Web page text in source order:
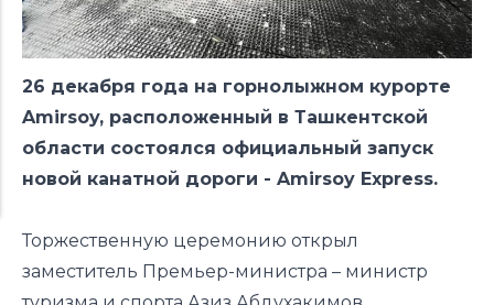
26 декабря года на горнолыжном курорте
Amirsoy, расположенный в Ташкентской
области состоялся официальный запуск
новой канатной дороги - Amirsoy Express.
Торжественную церемонию открыл
заместитель Премьер-министра – министр